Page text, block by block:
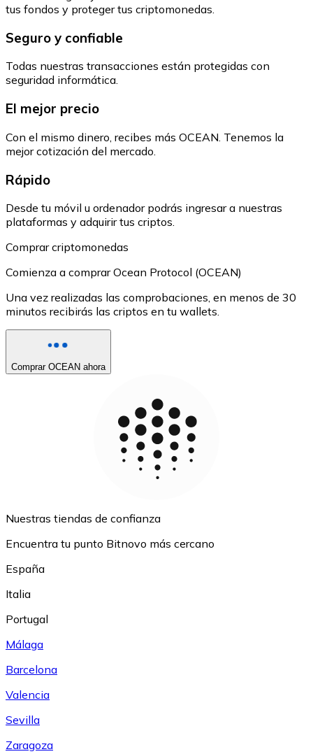
tus fondos y proteger tus criptomonedas.
Seguro y confiable
Todas nuestras transacciones están protegidas con
seguridad informática.
El mejor precio
Con el mismo dinero, recibes más OCEAN. Tenemos la
mejor cotización del mercado.
Rápido
Desde tu móvil u ordenador podrás ingresar a nuestras
plataformas y adquirir tus criptos.
Comprar criptomonedas
Comienza a comprar Ocean Protocol (OCEAN)
Una vez realizadas las comprobaciones, en menos de 30
minutos recibirás las criptos en tu wallets.
Comprar OCEAN ahora
Nuestras tiendas de confianza
Encuentra tu punto Bitnovo más cercano
España
Italia
Portugal
Málaga
Barcelona
Valencia
Sevilla
Zaragoza